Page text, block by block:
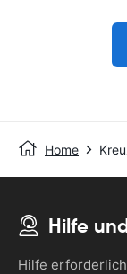
Home
Hilfe
Hilfe